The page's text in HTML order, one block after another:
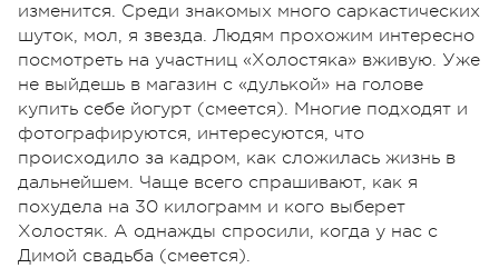
изменится. Среди знакомых много саркастических
шуток, мол, я звезда. Людям прохожим интересно
посмотреть на участниц «Холостяка» вживую. Уже
не выйдешь в магазин с «дулькой» на голове
купить себе йогурт (смеется). Многие подходят и
фотографируются, интересуются, что
происходило за кадром, как сложилась жизнь в
дальнейшем. Чаще всего спрашивают, как я
похудела на 30 килограмм и кого выберет
Холостяк. А однажды спросили, когда у нас с
Димой свадьба (смеется).